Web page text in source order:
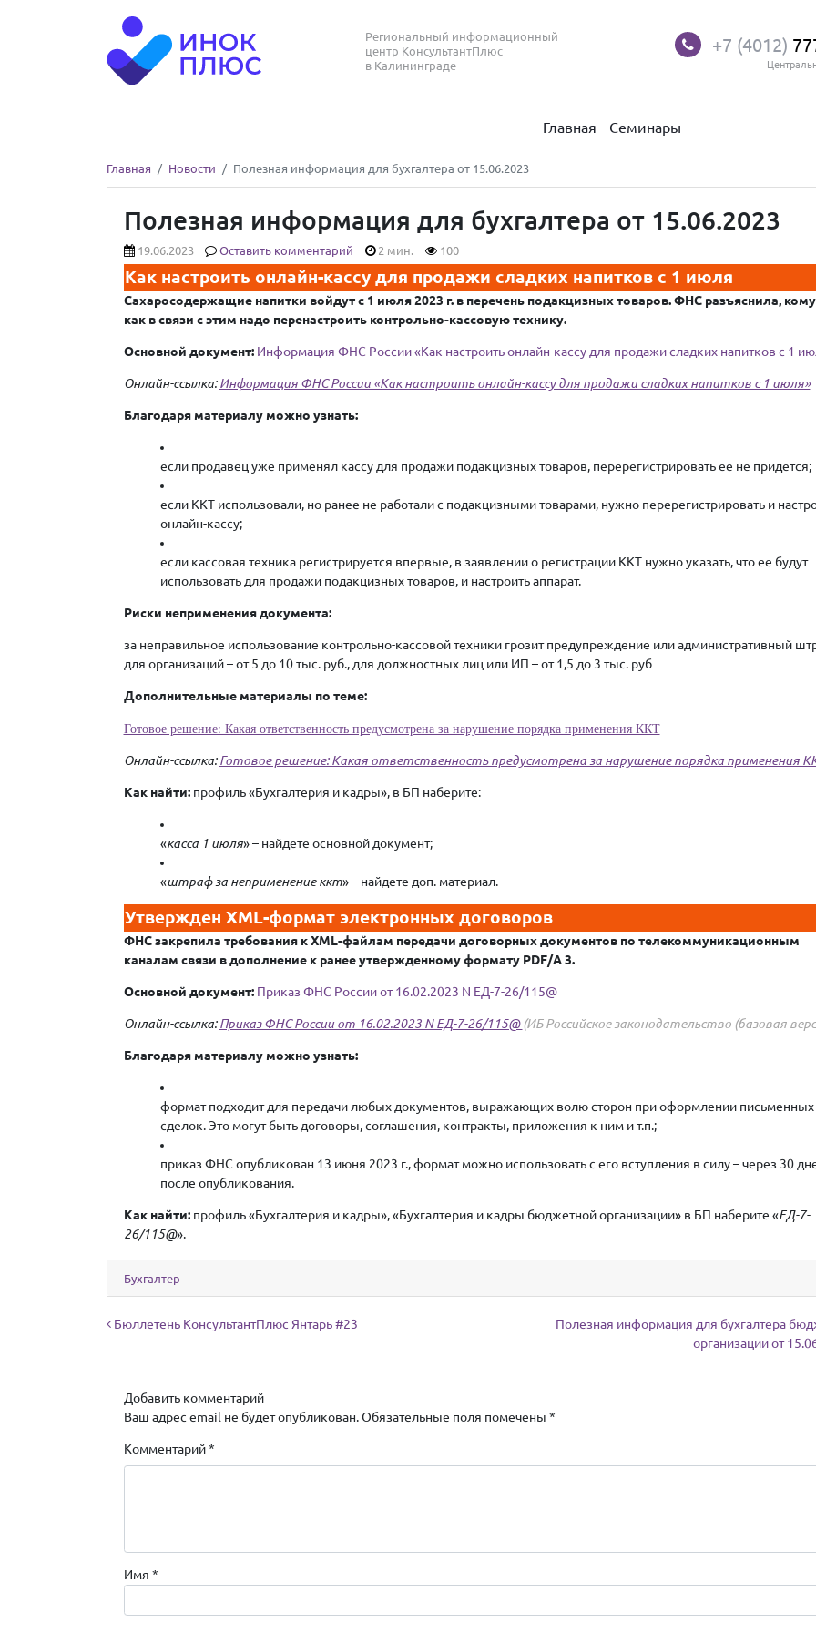
Региональный информационный
центр КонсультантПлюс
в Калининграде
+7 (4012)
Главная Семинары
Главная Новости Полезная информация для бухгалтера от 15.06.2023
Полезная информация для бухгалтера от 15.06.2023
19.06.2023 Оставить комментарий 2 мин. 100
Как настроить онлайн-кассу для продажи сладких напитков с 1 июля
Сахаросодержащие напитки войдут с 1 июля 2023 г. в перечень подакцизных товаров. ФНС разъяснила,
как в связи с этим надо перенастроить контрольно-кассовую технику.
Основной документ: Информация ФНС России«Как настроить онлайн-кассу для продажи сладких напитков с 1
Онлайн-ссылка:Информация ФНС России «Как настроить онлайн-кассу для продажи сладких напитков с 1 июля»
Благодаря материалу можно узнать:
если продавец уже применял кассу для продажи подакцизных товаров, перерегистрировать ее не придется;
если ККТ использовали, но ранее не работали с подакцизными товарами, нужно перерегистрировать и
онлайн-кассу;
если кассовая техника регистрируется впервые, в заявлении о регистрации ККТ нужно указать, что ее будут
использовать для продажи подакцизных товаров, и настроить аппарат.
Риски неприменения документа:
за неправильное использование контрольно-кассовой техники грозит предупреждение или административный
для организаций – от 5 до 10 тыс. руб., для должностных лиц или ИП – от 1,5 до 3 тыс. руб.
Дополнительные материалы по теме:
Готовое решение: Какая ответственность предусмотрена за нарушение порядка применения ККТ
Онлайн-ссылка:Готовое решение: Какая ответственность предусмотрена за нарушение порядка применения
Как найти: профиль «Бухгалтерия и кадры», в БП наберите:
«касса 1 июля» – найдете основной документ;
«штраф за неприменение ккт» – найдете доп. материал.
Утвержден XML-формат электронных договоров
ФНС закрепила требования к XML-файлам передачи договорных документов по телекоммуникационным
каналам связи в дополнение к ранее утвержденному формату PDF/A3.
Основной документ: Приказ ФНС России от 16.02.2023 N ЕД-7-26/115@
Онлайн-ссылка:Приказ ФНС России от 16.02.2023 N ЕД-7-26/115@ (ИБ Российское законодательство (базовая
Благодаря материалу можно узнать:
формат подходит для передачи любых документов, выражающих волю сторон при оформлении письменных
сделок. Это могут быть договоры, соглашения, контракты, приложения к ним и т.п.;
приказ ФНС опубликован 13 июня 2023 г., формат можно использовать с его вступления в силу – через 30
после опубликования.
Как найти: профиль «Бухгалтерия и кадры», «Бухгалтерия и кадры бюджетной организации» в БП наберите «ЕД-7-
26/115@».
Бухгалтер
Навигация по записям
Бюллетень КонсультантПлюс Янтарь #23
Полезная информация для бухгалтера
организации от
Добавить комментарий
Ваш адрес email не будет опубликован. Обязательные поля помечены *
Комментарий*
Имя *